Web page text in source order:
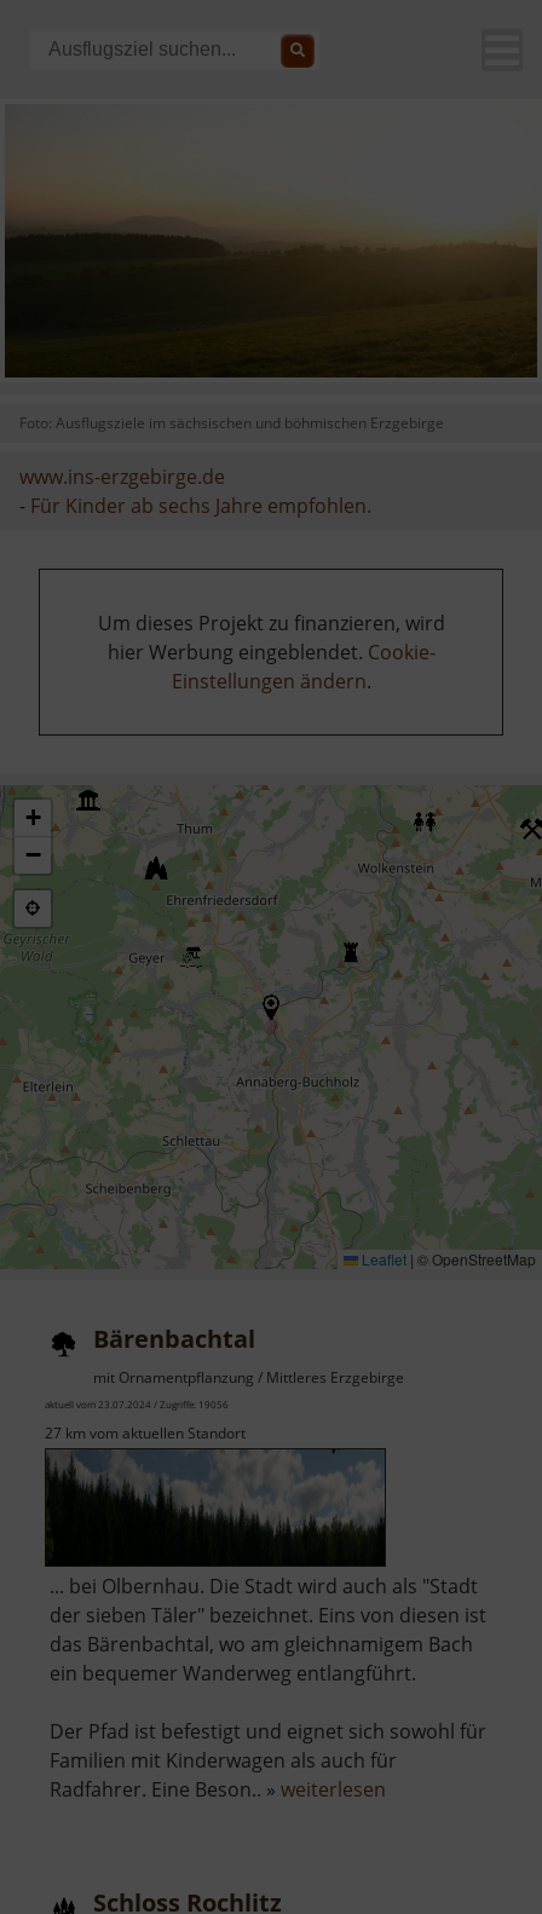
Foto: Ausflugsziele im sächsischen und böhmischen Erzgebirge
www.ins-erzgebirge.de
- Für Kinder ab sechs Jahre empfohlen.
Um dieses Projekt zu finanzieren, wird
hier Werbung eingeblendet. Cookie-
Einstellungen ändern.
+
−
Leaflet | © OpenStreetMap
Bärenbachtal
mit Ornamentpflanzung / Mittleres Erzgebirge
aktuell vom 23.07.2024 / Zugriffe: 19056
27 km vom aktuellen Standort
... bei Olbernhau. Die Stadt wird auch als "Stadt
der sieben Täler" bezeichnet. Eins von diesen ist
das Bärenbachtal, wo am gleichnamigem Bach
ein bequemer Wanderweg entlangführt.
Der Pfad ist befestigt und eignet sich sowohl für
Familien mit Kinderwagen als auch für
Radfahrer. Eine Beson.. » weiterlesen
Schloss Rochlitz